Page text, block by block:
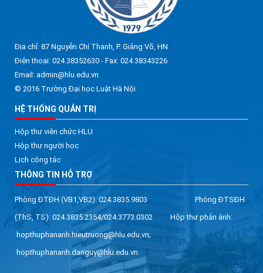
Địa chỉ: 87 Nguyễn Chí Thanh, P. Giảng Võ, HN
Điện thoại: 024.38352630 - Fax: 024.38343226
Email: admin@hlu.edu.vn
© 2016 Trường Đại học Luật Hà Nội
HỆ THỐNG QUẢN TRỊ
Hộp thư viên chức HLU
Hộp thư người học
Lịch công tác
THÔNG TIN HỖ TRỢ
Phòng ĐTĐH (VB1,VB2): 024.3835.9803 Phòng ĐTSĐH
(ThS, TS): 024.3835.2354/024.3773.0302 Hộp thư phản ánh:
hopthuphananh.hieutruong@hlu.edu.vn;
hopthuphananh.danguy@hlu.edu.vn.